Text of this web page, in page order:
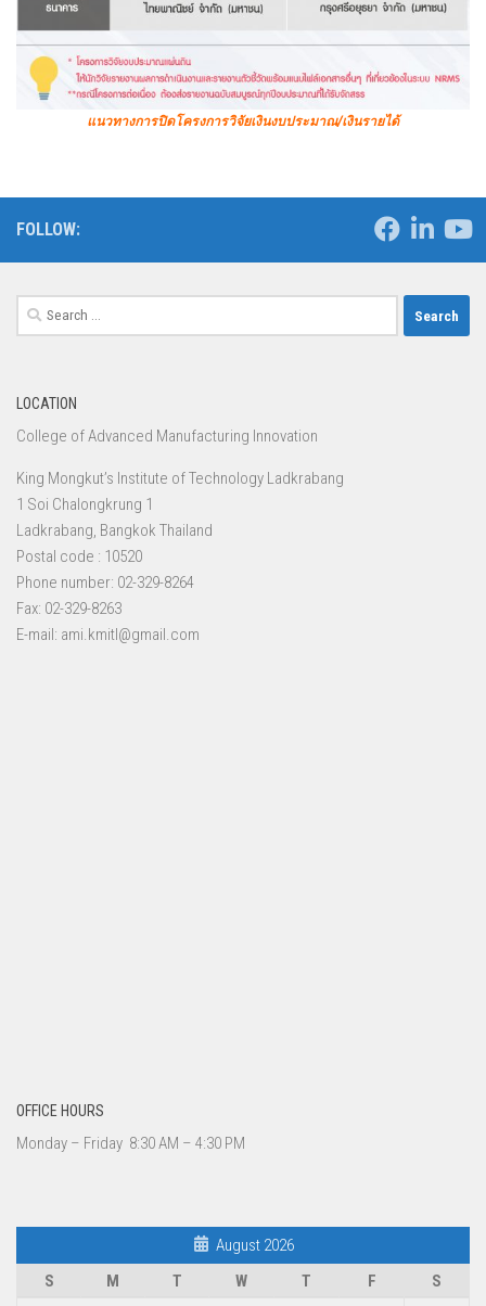
แนวทางการปิดโครงการวิจัยเงินงบประมาณ/เงินรายได้
FOLLOW:
Search
for:
LOCATION
College of Advanced Manufacturing Innovation
King Mongkut’s Institute of Technology Ladkrabang
1 Soi Chalongkrung 1
Ladkrabang, Bangkok Thailand
Postal code : 10520
Phone number: 02-329-8264
Fax: 02-329-8263
E-mail: ami.kmitl@gmail.com
OFFICE HOURS
Monday – Friday 8:30 AM – 4:30 PM
August 2026
S
M T W T F
S